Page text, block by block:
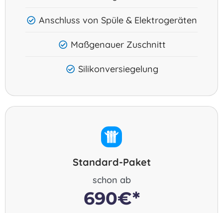
Anschluss von Spüle & Elektrogeräten
Maßgenauer Zuschnitt
Silikonversiegelung
Standard-Paket
schon ab
690€*